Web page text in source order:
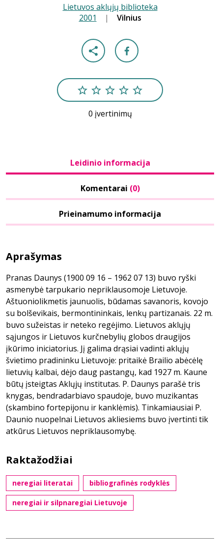
Lietuvos aklųjų biblioteka
2001 | Vilnius
0 įvertinimų
Leidinio informacija
Komentarai (0)
Prieinamumo informacija
Aprašymas
Pranas Daunys (1900 09 16 – 1962 07 13) buvo ryški
asmenybė tarpukario nepriklausomoje Lietuvoje.
Aštuoniolikmetis jaunuolis, būdamas savanoris, kovojo
su bolševikais, bermontininkais, lenkų partizanais. 22 m.
buvo sužeistas ir neteko regėjimo. Lietuvos aklųjų
sąjungos ir Lietuvos kurčnebylių globos draugijos
įkūrimo iniciatorius. Jį galima drąsiai vadinti aklųjų
švietimo pradininku Lietuvoje: pritaikė Brailio abėcėlę
lietuvių kalbai, dėjo daug pastangų, kad 1927 m. Kaune
būtų įsteigtas Aklųjų institutas. P. Daunys parašė tris
knygas, bendradarbiavo spaudoje, buvo muzikantas
(skambino fortepijonu ir kanklėmis). Tinkamiausiai P.
Daunio nuopelnai Lietuvos akliesiems buvo įvertinti tik
atkūrus Lietuvos nepriklausomybę.
Raktažodžiai
neregiai literatai bibliografinės rodyklės
neregiai ir silpnaregiai Lietuvoje